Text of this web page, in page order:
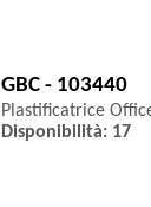
GBC - 103440
Plastificatrice
Disponibilità: 17